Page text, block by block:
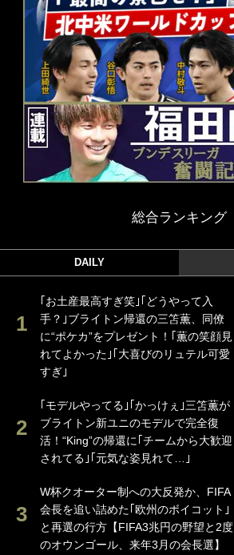
総合ランキング
DAILY
｢お土産最高すぎ笑｣｢どうやって入
手？｣ブライトン帰還の三笘薫、同僚
に“ポケカ”をプレゼント！｢薫の笑顔見
れてよかった｣｢大喜びのリュテル可愛
すぎ｣
｢モデルやってる｣｢かっけぇ｣三笘薫が
ブライトン新ユニのモデルで完全復
活！“King”の帰還に｢チームから大歓迎
されてる｣｢元気な姿見れて…｣
W杯クオーター制への大反発か、FIFA
会長を追い詰めた｢欧州のボイコット｣
と再選の行方【FIFA3兆円の野望と2度
のオウンゴール、来年3月の会長選】